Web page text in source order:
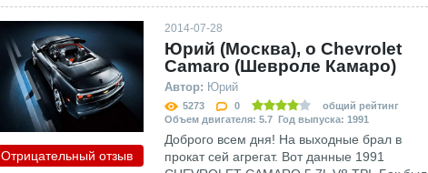
Отрицательный отзыв
2014-07-28
Юрий (Москва), о Сhevrolet
Сamaro (Шевроле Камаро)
Автор: Юрий
5273 0
общий рейтинг
Объем двигателя: 5.7 Год выпуска: 1991
Доброго всем дня! На выходные брал в
прокат сей агрегат. Вот данные 1991